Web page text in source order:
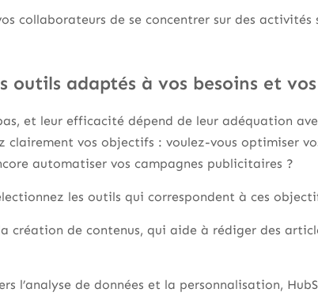
collaborateurs de se concentrer sur des activités
outils adaptés à vos besoins et
et leur efficacité dépend de leur adéquation
vos objectifs : voulez-vous optimiser
automatiser vos campagnes publicitaires ?
les outils qui correspondent à ces
création de contenus, qui aide à rédiger des
l’analyse de données et la personnalisation,